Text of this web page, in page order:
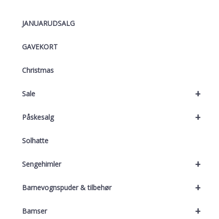
JANUARUDSALG
GAVEKORT
Christmas
+
Sale
+
Påskesalg
Solhatte
+
Sengehimler
+
Barnevognspuder & tilbehør
+
Bamser